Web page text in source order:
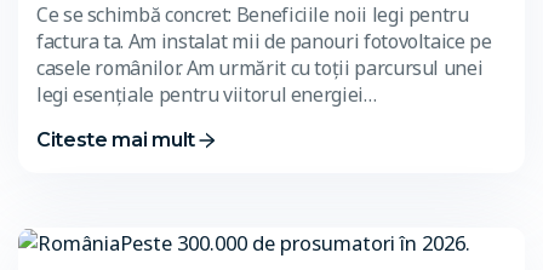
Ce se schimbă concret: Beneficiile noii legi pentru
factura ta. Am instalat mii de panouri fotovoltaice pe
casele românilor. Am urmărit cu toții parcursul unei
legi esențiale pentru viitorul energiei…
Citeste mai mult